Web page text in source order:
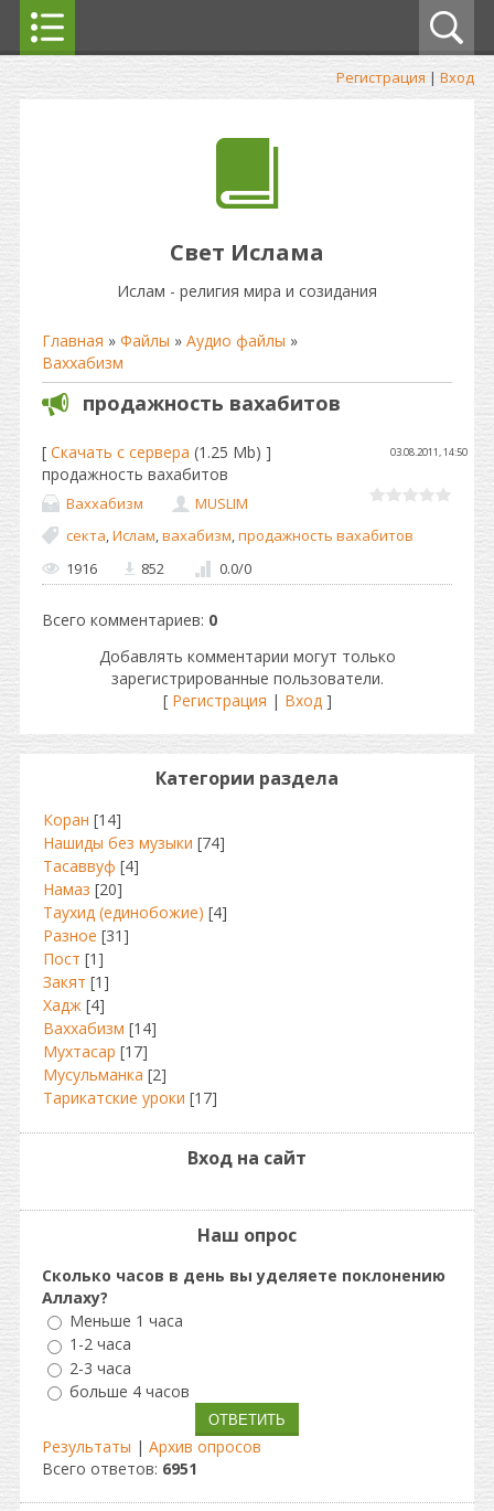
Регистрация | Вход
Свет Ислама
Ислам - религия мира и созидания
Главная » Файлы » Аудио файлы »
Ваххабизм
продажность вахабитов
[ Скачать с сервера (1.25 Mb) ] 03.08.2011, 14:50
продажность вахабитов
Ваххабизм
MUSLIM
секта,Ислам,вахабизм,продажность вахабитов
1916
852 0.0/0
Всего комментариев: 0
Добавлять комментарии могут только
зарегистрированные пользователи.
[ Регистрация | Вход]
Категории раздела
Коран [14]
Нашиды без музыки [74]
Тасаввуф [4]
Намаз [20]
Таухид (единобожие) [4]
Разное [31]
Пост [1]
Закят [1]
Хадж [4]
Ваххабизм [14]
Мухтасар [17]
Мусульманка [2]
Тарикатские уроки [17]
Вход на сайт
Наш опрос
Сколько часов в день вы уделяете поклонению
Аллаху?
Меньше 1 часа
1-2 часа
2-3 часа
больше 4 часов
Результаты | Архив опросов
Всего ответов: 6951